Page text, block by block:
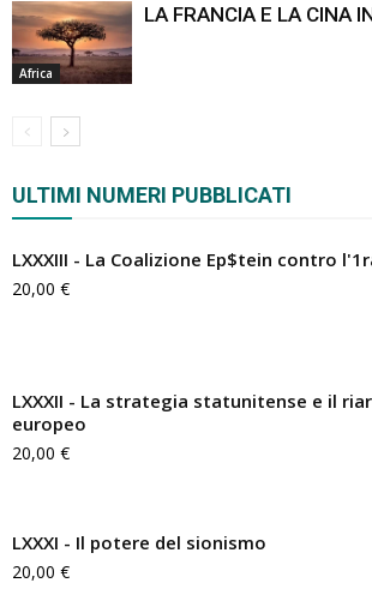
Africa
LA FRANCIA E LA CINA
ULTIMI NUMERI PUBBLICATI
LXXXIII - La Coalizione Ep$tein contro
20,00 €
LXXXII - La strategia statunitense e il
europeo
20,00 €
LXXXI - Il potere del sionismo
20,00 €